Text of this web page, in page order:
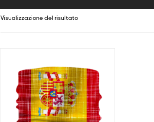
Visualizzazione del risultato